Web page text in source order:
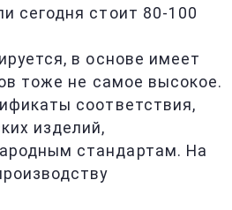
сегодня стоит 80-100
в основе имеет
тоже не самое высокое.
соответствия,
изделий,
стандартам. На